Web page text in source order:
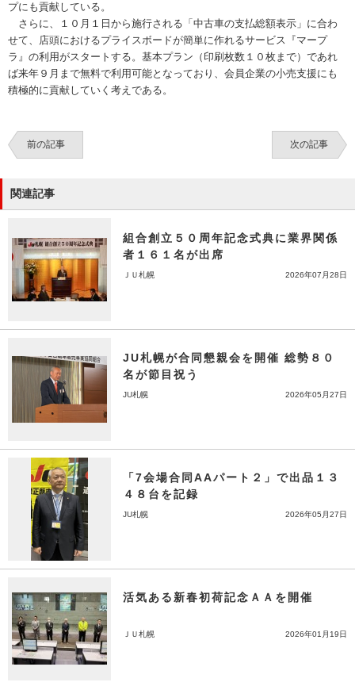
プにも貢献している。
さらに、１０月１日から施行される「中古車の支払総額表示」に合わ
せて、店頭におけるプライスボードが簡単に作れるサービス『マープ
ラ』の利用がスタートする。基本プラン（印刷枚数１０枚まで）であれ
ば来年９月まで無料で利用可能となっており、会員企業の小売支援にも
積極的に貢献していく考えである。
前の記事 次の記事
関連記事
組合創立５０周年記念式典に業界関係
者１６１名が出席
ＪＵ札幌 2026年07月28日
JU札幌が合同懇親会を開催 総勢８０
名が節目祝う
JU札幌 2026年05月27日
「7会場合同AAパート２」で出品１３
４８台を記録
JU札幌 2026年05月27日
活気ある新春初荷記念ＡＡを開催
ＪＵ札幌 2026年01月19日